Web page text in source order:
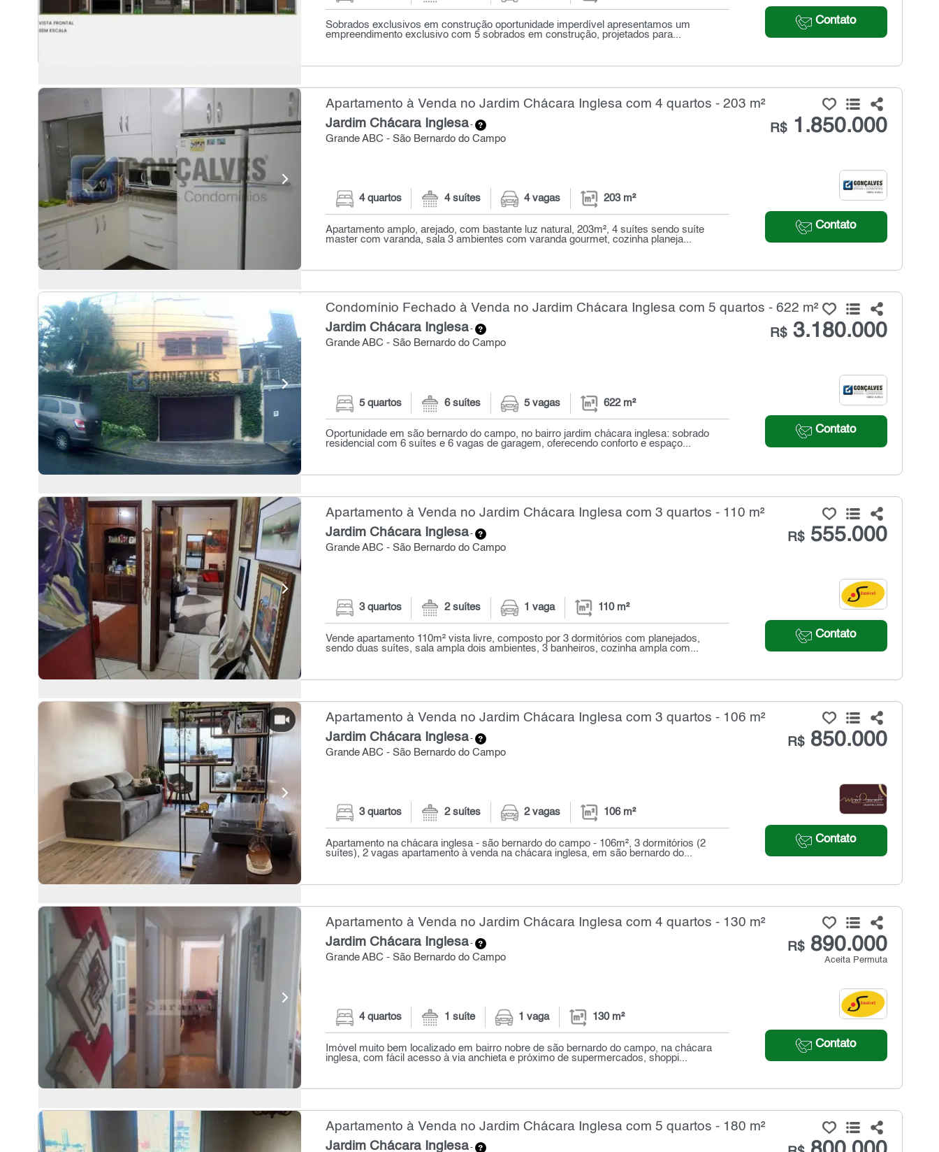
Contato
Sobrados exclusivos em construção oportunidade imperdível apresentamos um
empreendimento exclusivo com 5 sobrados em construção, projetados para...
Apartamento à Venda no Jardim Chácara Inglesa com 4 quartos - 203 m²
Jardim Chácara Inglesa-
Grande ABC - São Bernardo do Campo
R$1.850.000
Contato
4 quartos 4 suítes 4 vagas 203 m²
Apartamento amplo, arejado, com bastante luz natural, 203m², 4 suítes sendo suíte
master com varanda, sala 3 ambientes com varanda gourmet, cozinha planeja...
Condomínio Fechado à Venda no Jardim Chácara Inglesa com 5 quartos - 622 m²
Jardim Chácara Inglesa-
Grande ABC - São Bernardo do Campo
R$3.180.000
Contato
5 quartos 6 suítes 5 vagas 622 m²
Oportunidade em são bernardo do campo, no bairro jardim chácara inglesa: sobrado
residencial com 6 suítes e 6 vagas de garagem, oferecendo conforto e espaço...
Apartamento à Venda no Jardim Chácara Inglesa com 3 quartos - 110 m²
Jardim Chácara Inglesa-
Grande ABC - São Bernardo do Campo
R$555.000
Contato
3 quartos 2 suítes 1 vaga 110 m²
Vende apartamento 110m² vista livre, composto por 3 dormitórios com planejados,
sendo duas suítes, sala ampla dois ambientes, 3 banheiros, cozinha ampla com...
Apartamento à Venda no Jardim Chácara Inglesa com 3 quartos - 106 m²
Jardim Chácara Inglesa-
Grande ABC - São Bernardo do Campo
R$850.000
Contato
3 quartos 2 suítes 2 vagas 106 m²
Apartamento na chácara inglesa - são bernardo do campo - 106m², 3 dormitórios (2
suítes), 2 vagas apartamento à venda na chácara inglesa, em são bernardo do...
Apartamento à Venda no Jardim Chácara Inglesa com 4 quartos - 130 m²
Jardim Chácara Inglesa-
Grande ABC - São Bernardo do Campo
R$890.000
Aceita Permuta
Contato
4 quartos 1 suíte 1 vaga 130 m²
Imóvel muito bem localizado em bairro nobre de são bernardo do campo, na chácara
inglesa, com fácil acesso à via anchieta e próximo de supermercados, shoppi...
Apartamento à Venda no Jardim Chácara Inglesa com 5 quartos - 180 m²
Jardim Chácara Inglesa-